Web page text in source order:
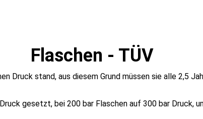
Flaschen - TÜV
Druck stand, aus diesem Grund müssen sie alle 2,5
gesetzt, bei 200 bar Flaschen auf 300 bar Druck,